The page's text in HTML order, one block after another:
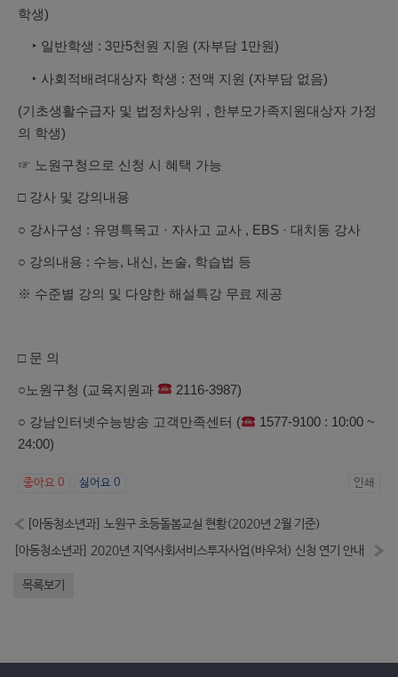
학생)
‣ 일반학생 : 3만5천원 지원 (자부담 1만원)
‣ 사회적배려대상자 학생 : 전액 지원 (자부담 없음)
(기초생활수급자 및 법정차상위 , 한부모가족지원대상자 가정
의 학생)
☞ 노원구청으로 신청 시 혜택 가능
□ 강사 및 강의내용
○ 강사구성 : 유명특목고 · 자사고 교사 , EBS · 대치동 강사
○ 강의내용 : 수능, 내신, 논술, 학습법 등
※ 수준별 강의 및 다양한 해설특강 무료 제공
□ 문 의
○노원구청 (교육지원과 2116-3987)
○ 강남인터넷수능방송 고객만족센터 (
1577-9100 : 10:00 ~
24:00)
좋아요 0 싫어요 0 인쇄
« [아동청소년과] 노원구 초등돌봄교실 현황(2020년 2월 기준)
[아동청소년과] 2020년 지역사회서비스투자사업(바우처) 신청 연기 안내
»
목록보기